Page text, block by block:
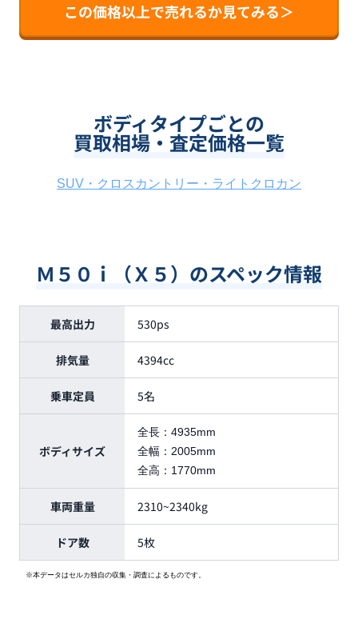
この価格以上で売れるか見てみる＞
ボディタイプごとの
買取相場・査定価格一覧
SUV・クロスカントリー・ライトクロカン
Ｍ５０ｉ（Ｘ５）のスペック情報
最高出力 530ps
排気量 4394cc
乗車定員 5名
ボディサイズ
全長： 4935mm
全幅： 2005mm
全高： 1770mm
車両重量 2310~2340kg
ドア数 5枚
※本データはセルカ独自の収集・調査によるものです。